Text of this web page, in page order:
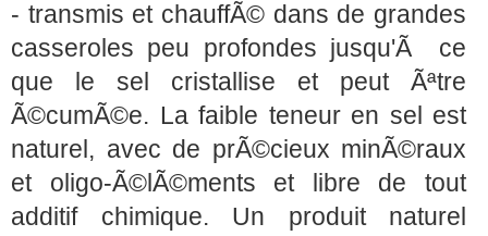
- transmis et chauffÃ© dans de grandes
casseroles peu profondes jusqu'Ã ce
que le sel cristallise et peut Ãªtre
Ã©cumÃ©e. La faible teneur en sel est
naturel, avec de prÃ©cieux minÃ©raux
et oligo-Ã©lÃ©ments et libre de tout
additif chimique. Un produit naturel